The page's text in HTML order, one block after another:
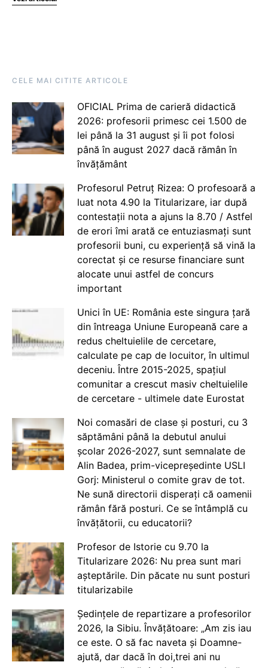
CELE MAI CITITE ARTICOLE
OFICIAL Prima de carieră didactică
2026: profesorii primesc cei 1.500 de
lei până la 31 august și îi pot folosi
până în august 2027 dacă rămân în
învățământ
Profesorul Petruț Rizea: O profesoară a
luat nota 4.90 la Titularizare, iar după
contestații nota a ajuns la 8.70 / Astfel
de erori îmi arată ce entuziasmați sunt
profesorii buni, cu experiență să vină la
corectat și ce resurse financiare sunt
alocate unui astfel de concurs
important
Unici în UE: România este singura țară
din întreaga Uniune Europeană care a
redus cheltuielile de cercetare,
calculate pe cap de locuitor, în ultimul
deceniu. Între 2015-2025, spațiul
comunitar a crescut masiv cheltuielile
de cercetare - ultimele date Eurostat
Noi comasări de clase și posturi, cu 3
săptămâni până la debutul anului
școlar 2026-2027, sunt semnalate de
Alin Badea, prim-vicepreședinte USLI
Gorj: Ministerul o comite grav de tot.
Ne sună directorii disperați că oamenii
rămân fără posturi. Ce se întâmplă cu
învățătorii, cu educatorii?
Profesor de Istorie cu 9.70 la
Titularizare 2026: Nu prea sunt mari
așteptările. Din păcate nu sunt posturi
titularizabile
Ședințele de repartizare a profesorilor
2026, la Sibiu. Învățătoare: „Am zis iau
ce este. O să fac naveta și Doamne-
ajută, dar dacă în doi,trei ani nu